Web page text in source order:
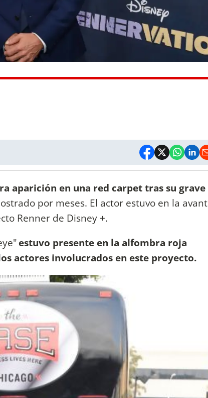
aparición en una red carpet tras su grave
por meses. El actor estuvo en la avant
Renner de Disney +.
estuvo presente en la alfombra roja
actores involucrados en este proyecto.